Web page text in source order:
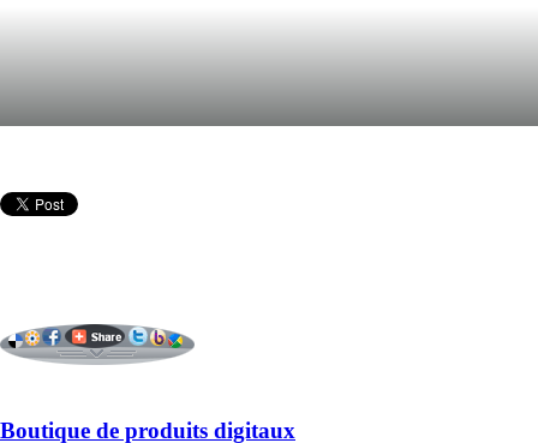
Boutique de produits digitaux